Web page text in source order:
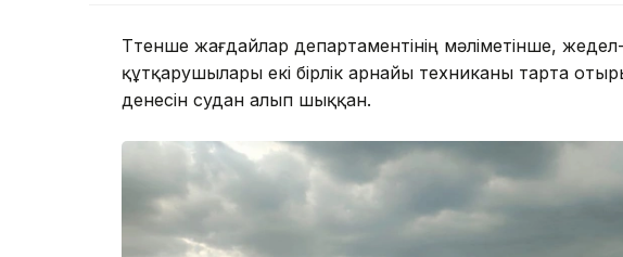
Төтенше жағдайлар департаментінің мәліметінше,
құтқарушылары екі бірлік арнайы техниканы тарта
денесін судан алып шыққан.